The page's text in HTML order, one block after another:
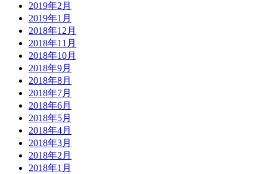
2019年2月
2019年1月
2018年12月
2018年11月
2018年10月
2018年9月
2018年8月
2018年7月
2018年6月
2018年5月
2018年4月
2018年3月
2018年2月
2018年1月